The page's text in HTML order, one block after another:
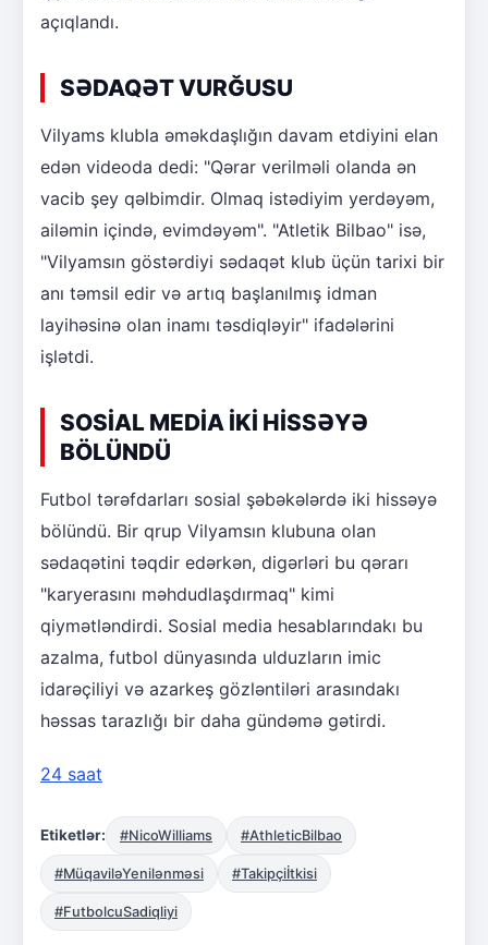
açıqlandı.
SƏDAQƏT VURĞUSU
Vilyams klubla əməkdaşlığın davam etdiyini elan
edən videoda dedi: "Qərar verilməli olanda ən
vacib şey qəlbimdir. Olmaq istədiyim yerdəyəm,
ailəmin içində, evimdəyəm". "Atletik Bilbao" isə,
"Vilyamsın göstərdiyi sədaqət klub üçün tarixi bir
anı təmsil edir və artıq başlanılmış idman
layihəsinə olan inamı təsdiqləyir" ifadələrini
işlətdi.
SOSİAL MEDİA İKİ HİSSƏYƏ
BÖLÜNDÜ
Futbol tərəfdarları sosial şəbəkələrdə iki hissəyə
bölündü. Bir qrup Vilyamsın klubuna olan
sədaqətini təqdir edərkən, digərləri bu qərarı
"karyerasını məhdudlaşdırmaq" kimi
qiymətləndirdi. Sosial media hesablarındakı bu
azalma, futbol dünyasında ulduzların imic
idarəçiliyi və azarkeş gözləntiləri arasındakı
həssas tarazlığı bir daha gündəmə gətirdi.
24 saat
Etiketlər: #NicoWilliams #AthleticBilbao
#MüqaviləYenilənməsi #Takipçiİtkisi
#FutbolcuSadiqliyi